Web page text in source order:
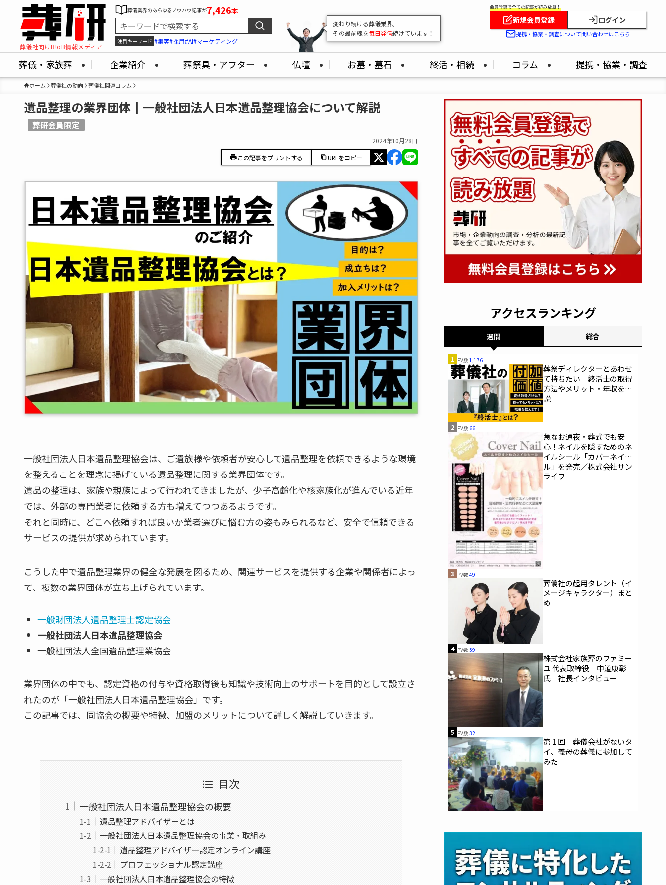
葬儀社向けBtoB情報メディア
葬儀業界のあらゆるノウハウ記事が7,426本
注目キーワード #集客#採用#AI#マーケティング
変わり続ける葬儀業界。
その最前線を毎日発信続けています！
会員登録で全ての記事が読み放題！
新規会員登録 ログイン
提携・協業・調査について問い合わせはこちら
葬儀・家族葬 企業紹介 葬祭具・アフター 仏壇 お墓・墓石 終活・相続 コラム 提携・協業・調査
ホーム 葬儀社の動向 葬儀社関連コラム
遺品整理の業界団体┃一般社団法人日本遺品整理協会について解説
葬研会員限定
2024年10月28日
この記事をプリントする
URLをコピー
一般社団法人日本遺品整理協会は、ご遺族様や依頼者が安心して遺品整理を依頼できるような環境
を整えることを理念に掲げている遺品整理に関する業界団体です。
遺品の整理は、家族や親族によって行われてきましたが、少子高齢化や核家族化が進んでいる近年
では、外部の専門業者に依頼する方も増えてつつあるようです。
それと同時に、どこへ依頼すれば良いか業者選びに悩む方の姿もみられるなど、安全で信頼できる
サービスの提供が求められています。
こうした中で遺品整理業界の健全な発展を図るため、関連サービスを提供する企業や関係者によっ
て、複数の業界団体が立ち上げられています。
一般財団法人遺品整理士認定協会
一般社団法人日本遺品整理協会
一般社団法人全国遺品整理業協会
業界団体の中でも、認定資格の付与や資格取得後も知識や技術向上のサポートを目的として設立さ
れたのが「一般社団法人日本遺品整理協会」です。
この記事では、同協会の概要や特徴、加盟のメリットについて詳しく解説していきます。
目次
一般社団法人日本遺品整理協会の概要
遺品整理アドバイザーとは
一般社団法人日本遺品整理協会の事業・取組み
遺品整理アドバイザー認定オンライン講座
プロフェッショナル認定講座
一般社団法人日本遺品整理協会の特徴
アクセスランキング
週間 総合
1 PV数1,176
葬祭ディレクターとあわせ
て持ちたい｜終活士の取得
方法やメリット・年収を解
説
2 PV数 66
急なお通夜・葬式でも安
心！ネイルを隠すためのネ
イルシール「カバーネイ
ル」を発売／株式会社サン
ライフ
3 PV数49
葬儀社の起用タレント（イ
メージキャラクター）まと
め
4 PV数39
株式会社家族葬のファミー
ユ 代表取締役 中道康彰
氏 社長インタビュー
5 PV数32
第１回 葬儀会社がないタ
イ、義母の葬儀に参加して
みた